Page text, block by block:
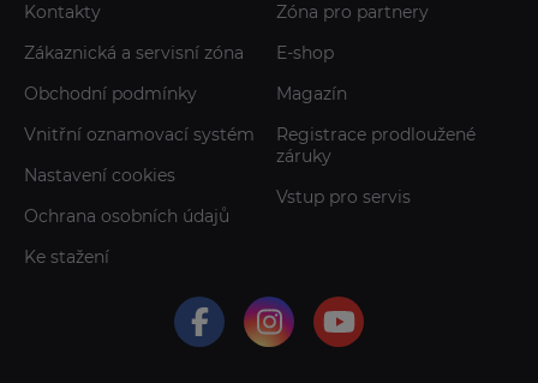
Kontakty
Zákaznická a servisní zóna
Obchodní podmínky
Vnitřní oznamovací systém
Nastavení cookies
Ochrana osobních údajů
Ke stažení
Zóna pro partnery
E-shop
Magazín
Registrace prodloužené
záruky
Vstup pro servis